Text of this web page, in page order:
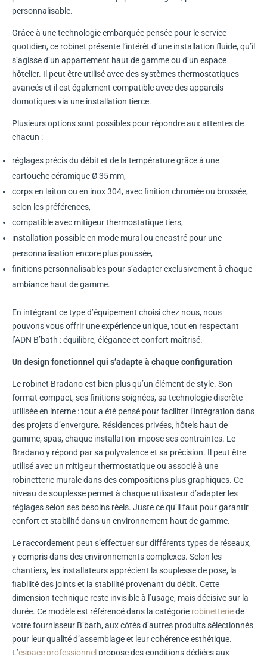
personnalisable.
Grâce à une technologie embarquée pensée pour le service
quotidien, ce robinet présente l’intérêt d’une installation fluide, qu’il
s’agisse d’un appartement haut de gamme ou d’un espace
hôtelier. Il peut être utilisé avec des systèmes thermostatiques
avancés et il est également compatible avec des appareils
domotiques via une installation tierce.
Plusieurs options sont possibles pour répondre aux attentes de
chacun :
réglages précis du débit et de la température grâce à une
cartouche céramique Ø 35 mm,
corps en laiton ou en inox 304, avec finition chromée ou brossée,
selon les préférences,
compatible avec mitigeur thermostatique tiers,
installation possible en mode mural ou encastré pour une
personnalisation encore plus poussée,
finitions personnalisables pour s’adapter exclusivement à chaque
ambiance haut de gamme.
En intégrant ce type d’équipement choisi chez nous, nous
pouvons vous offrir une expérience unique, tout en respectant
l’ADN B’bath : équilibre, élégance et confort maîtrisé.
Un design fonctionnel qui s’adapte à chaque configuration
Le robinet Bradano est bien plus qu’un élément de style. Son
format compact, ses finitions soignées, sa technologie discrète
utilisée en interne : tout a été pensé pour faciliter l’intégration dans
des projets d’envergure. Résidences privées, hôtels haut de
gamme, spas, chaque installation impose ses contraintes. Le
Bradano y répond par sa polyvalence et sa précision. Il peut être
utilisé avec un mitigeur thermostatique ou associé à une
robinetterie murale dans des compositions plus graphiques. Ce
niveau de souplesse permet à chaque utilisateur d’adapter les
réglages selon ses besoins réels. Juste ce qu’il faut pour garantir
confort et stabilité dans un environnement haut de gamme.
Le raccordement peut s’effectuer sur différents types de réseaux,
y compris dans des environnements complexes. Selon les
chantiers, les installateurs apprécient la souplesse de pose, la
fiabilité des joints et la stabilité provenant du débit. Cette
dimension technique reste invisible à l’usage, mais décisive sur la
durée. Ce modèle est référencé dans la catégorie robinetteriede
votre fournisseur B’bath, aux côtés d’autres produits sélectionnés
pour leur qualité d’assemblage et leur cohérence esthétique.
L’espace professionnel propose des conditions dédiées aux